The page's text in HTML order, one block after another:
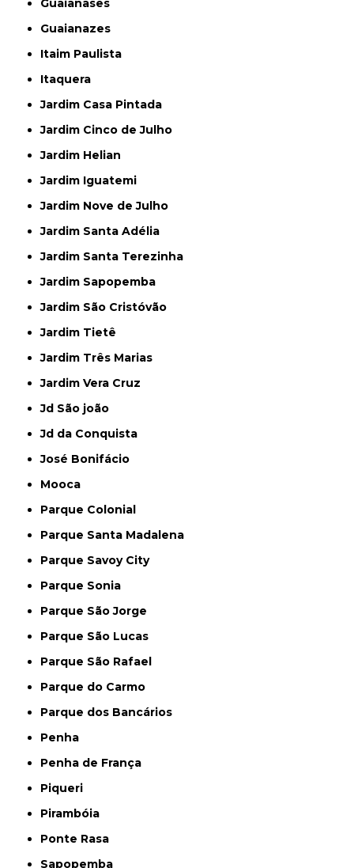
Guaianases
Guaianazes
Itaim Paulista
Itaquera
Jardim Casa Pintada
Jardim Cinco de Julho
Jardim Helian
Jardim Iguatemi
Jardim Nove de Julho
Jardim Santa Adélia
Jardim Santa Terezinha
Jardim Sapopemba
Jardim São Cristóvão
Jardim Tietê
Jardim Três Marias
Jardim Vera Cruz
Jd São joão
Jd da Conquista
José Bonifácio
Mooca
Parque Colonial
Parque Santa Madalena
Parque Savoy City
Parque Sonia
Parque São Jorge
Parque São Lucas
Parque São Rafael
Parque do Carmo
Parque dos Bancários
Penha
Penha de França
Piqueri
Pirambóia
Ponte Rasa
Sapopemba